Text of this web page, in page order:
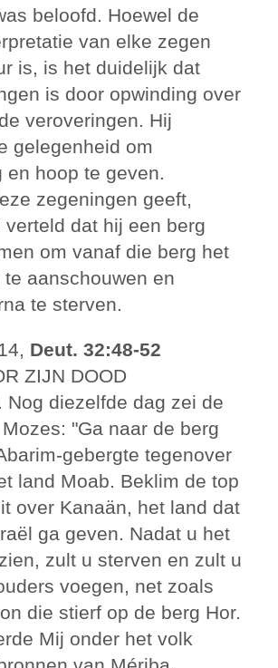
beloofd. Hoewel de
van elke zegen
is, is het duidelijk dat
is door opwinding over
veroveringen. Hij
gelegenheid om
en hoop te geven.
zegeningen geeft,
verteld dat hij een berg
om vanaf die berg het
aanschouwen en
te sterven.
Deut. 32:48-52
ZIJN DOOD
Nog diezelfde dag zei de
"Ga naar de berg
gebergte tegenover
land Moab. Beklim de top
over Kanaän, het land dat
ga geven. Nadat u het
zult u sterven en zult u
voegen, net zoals
die stierf op de berg Hor.
Mij onder het volk